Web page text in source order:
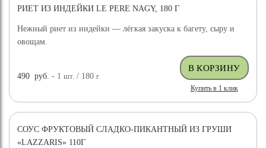
РИЕТ ИЗ ИНДЕЙКИ LE PERE NAGY, 180 Г
Нежный риет из индейки — лёгкая закуска к багету, сыру и
овощам.
490 руб. - 1шт. / 180г
Купить в 1 клик
СОУС ФРУКТОВЫЙ СЛАДКО-ПИКАНТНЫЙ ИЗ ГРУШИ
«LAZZARIS» 110Г